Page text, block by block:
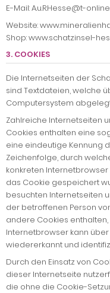
E-Mail: A.u.R.Hesse@t-
Website:
Shop: www.schatzinsel-
3. COOKIES
Die Internetseiten der
sind Textdateien, welche
Computersystem
Zahlreiche Internetseiten
Cookies enthalten eine
eine eindeutige Kennung
Zeichenfolge, durch
konkreten
das Cookie gespeichert
besuchten Internetseiten
der betroffenen Person
andere Cookies
Internetbrowser kann
wiedererkannt und
Durch den Einsatz von
dieser Internetseite
die ohne die Cookie-